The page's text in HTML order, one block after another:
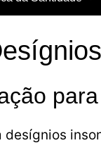
os dias do ano
da Confiança
Mês com Maria
para a
das Almas
desígnios